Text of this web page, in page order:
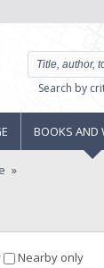
Search by
BOOKS AND
Nearby only